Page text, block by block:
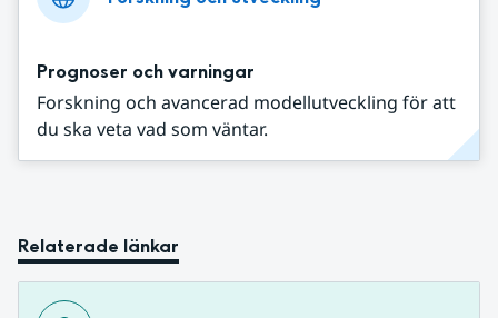
Prognoser och varningar
Forskning och avancerad modellutveckling för att
du ska veta vad som väntar.
Relaterade länkar